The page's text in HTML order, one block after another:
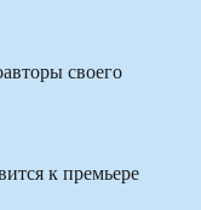
своего
к премьере